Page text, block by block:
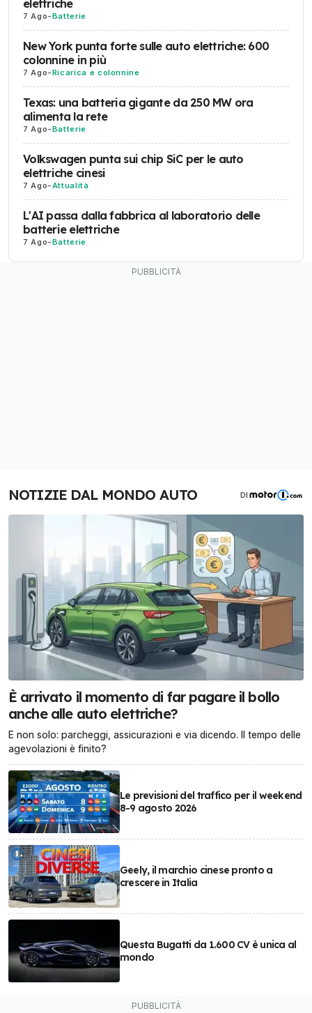
elettriche
7 Ago-Batterie
New York punta forte sulle auto elettriche: 600
colonnine in più
7 Ago-Ricarica e colonnine
Texas: una batteria gigante da 250 MW ora
alimenta la rete
7 Ago-Batterie
Volkswagen punta sui chip SiC per le auto
elettriche cinesi
7 Ago-Attualità
L'AI passa dalla fabbrica al laboratorio delle
batterie elettriche
7 Ago-Batterie
NOTIZIE DAL MONDO AUTO DI
È arrivato il momento di far pagare il bollo
anche alle auto elettriche?
E non solo: parcheggi, assicurazioni e via dicendo. Il tempo delle
agevolazioni è finito?
Le previsioni del traffico per il weekend
8-9 agosto 2026
Geely, il marchio cinese pronto a
crescere in Italia
Questa Bugatti da 1.600 CV è unica al
mondo